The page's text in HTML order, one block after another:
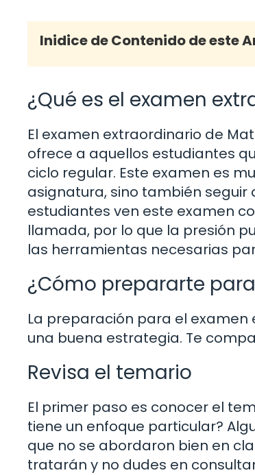
Inidice de Contenido de este
¿Qué es el examen
El examen extraordinario de
ofrece a aquellos estudiantes
ciclo regular. Este examen es
asignatura, sino también
estudiantes ven este examen
llamada, por lo que la presión
las herramientas necesarias
¿Cómo prepararte
La preparación para el
una buena estrategia. Te
Revisa el temario
El primer paso es conocer el
tiene un enfoque particular?
que no se abordaron bien en
tratarán y no dudes en